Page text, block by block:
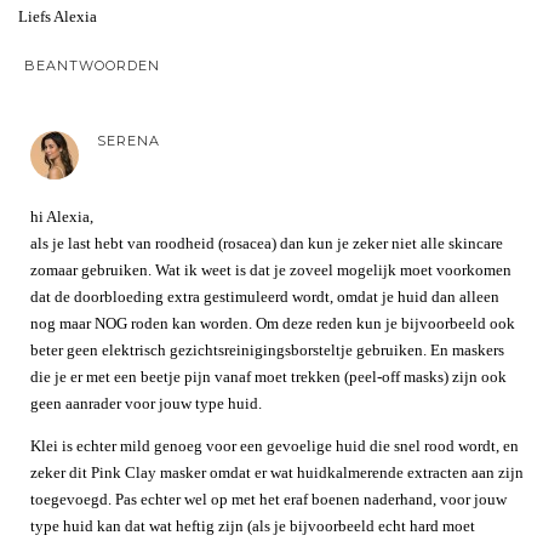
Liefs Alexia
BEANTWOORDEN
SERENA
hi Alexia,
als je last hebt van roodheid (rosacea) dan kun je zeker niet alle skincare
zomaar gebruiken. Wat ik weet is dat je zoveel mogelijk moet voorkomen
dat de doorbloeding extra gestimuleerd wordt, omdat je huid dan alleen
nog maar NOG roden kan worden. Om deze reden kun je bijvoorbeeld ook
beter geen elektrisch gezichtsreinigingsborsteltje gebruiken. En maskers
die je er met een beetje pijn vanaf moet trekken (peel-off masks) zijn ook
geen aanrader voor jouw type huid.
Klei is echter mild genoeg voor een gevoelige huid die snel rood wordt, en
zeker dit Pink Clay masker omdat er wat huidkalmerende extracten aan zijn
toegevoegd. Pas echter wel op met het eraf boenen naderhand, voor jouw
type huid kan dat wat heftig zijn (als je bijvoorbeeld echt hard moet